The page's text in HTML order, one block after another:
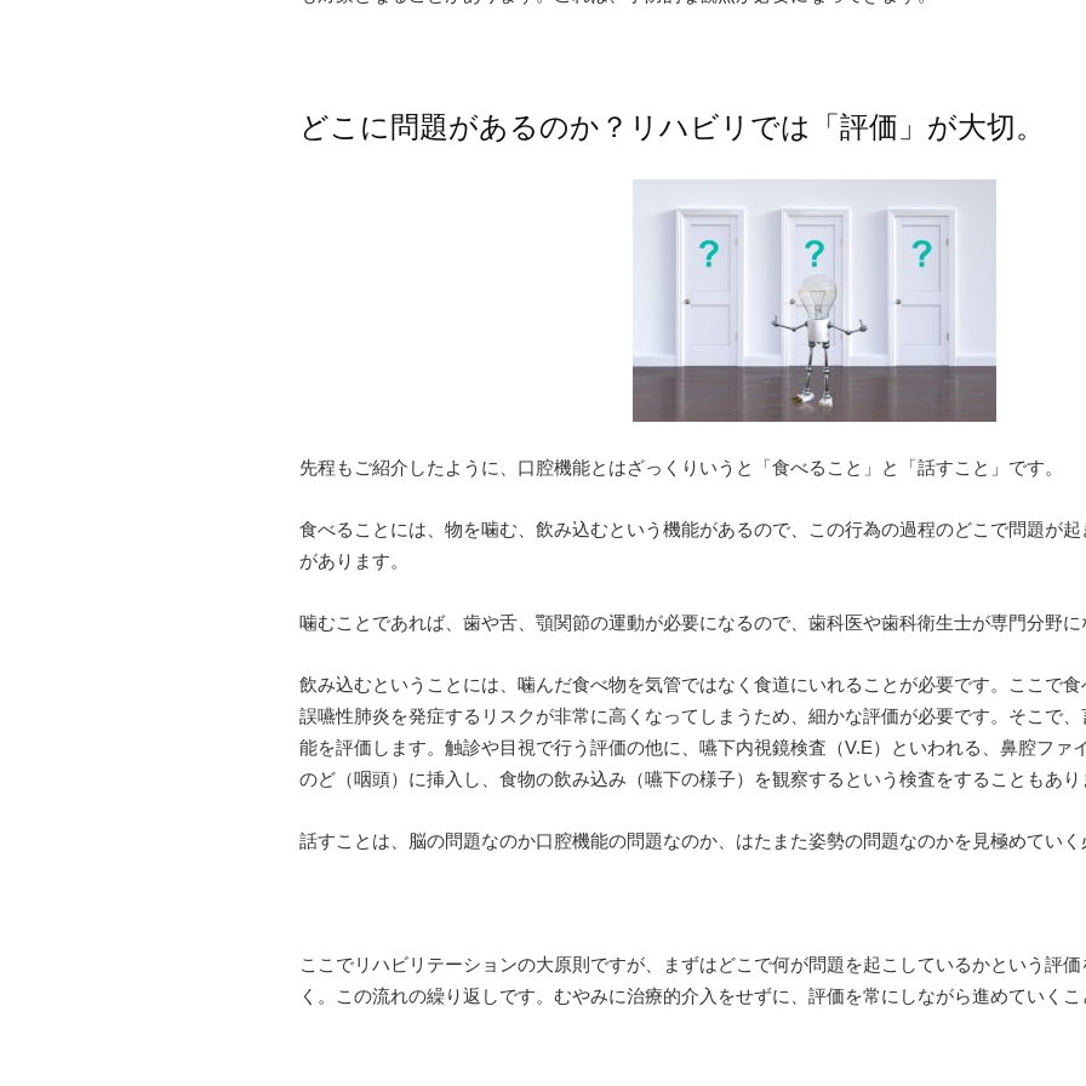
どこに問題があるのか？リハビリでは「評価」が大切。
先程もご紹介したように、口腔機能とはざっくりいうと「食べること」と「話すこと」です。
食べることには、物を噛む、飲み込むという機能があるので、この行為の過程のどこで問題が
があります。
噛むことであれば、歯や舌、顎関節の運動が必要になるので、歯科医や歯科衛生士が専門分野に
飲み込むということには、噛んだ食べ物を気管ではなく食道にいれることが必要です。ここで
誤嚥性肺炎を発症するリスクが非常に高くなってしまうため、細かな評価が必要です。そこで
能を評価します。触診や目視で行う評価の他に、嚥下内視鏡検査（V.E）といわれる、鼻腔ファ
のど（咽頭）に挿入し、食物の飲み込み（嚥下の様子）を観察するという検査をすることもあり
話すことは、脳の問題なのか口腔機能の問題なのか、はたまた姿勢の問題なのかを見極めていく
ここでリハビリテーションの大原則ですが、まずはどこで何が問題を起こしているかという評
く。この流れの繰り返しです。むやみに治療的介入をせずに、評価を常にしながら進めていくこ